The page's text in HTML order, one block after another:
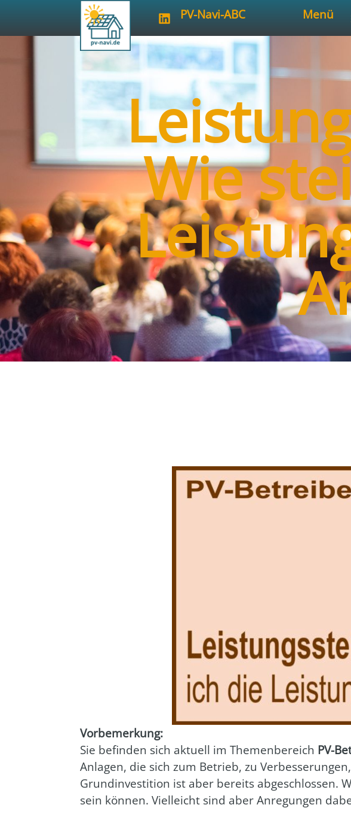
PV-Navi-ABC Menü
Wie
Vor­be­mer­kung:
Sie befin­den sich aktu­ell im The­men­be­reich PV-
Anla­gen, die sich zum Betrieb, zu
Grund­in­ves­ti­ti­on ist aber bereits abge­schlos­sen.
sein kön­nen. Viel­leicht sind aber Anre­gun­gen